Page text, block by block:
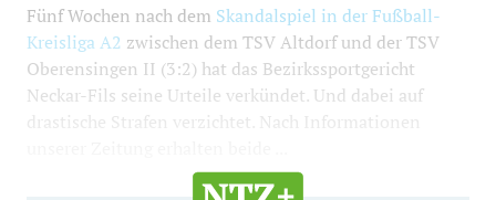
Fünf Wochen nach dem Skandalspiel in der Fußball-
Kreisliga A2 zwischen dem TSV Altdorf und der TSV
Oberensingen II (3:2) hat das Bezirkssportgericht
Neckar-Fils seine Urteile verkündet. Und dabei auf
drastische Strafen verzichtet. Nach Informationen